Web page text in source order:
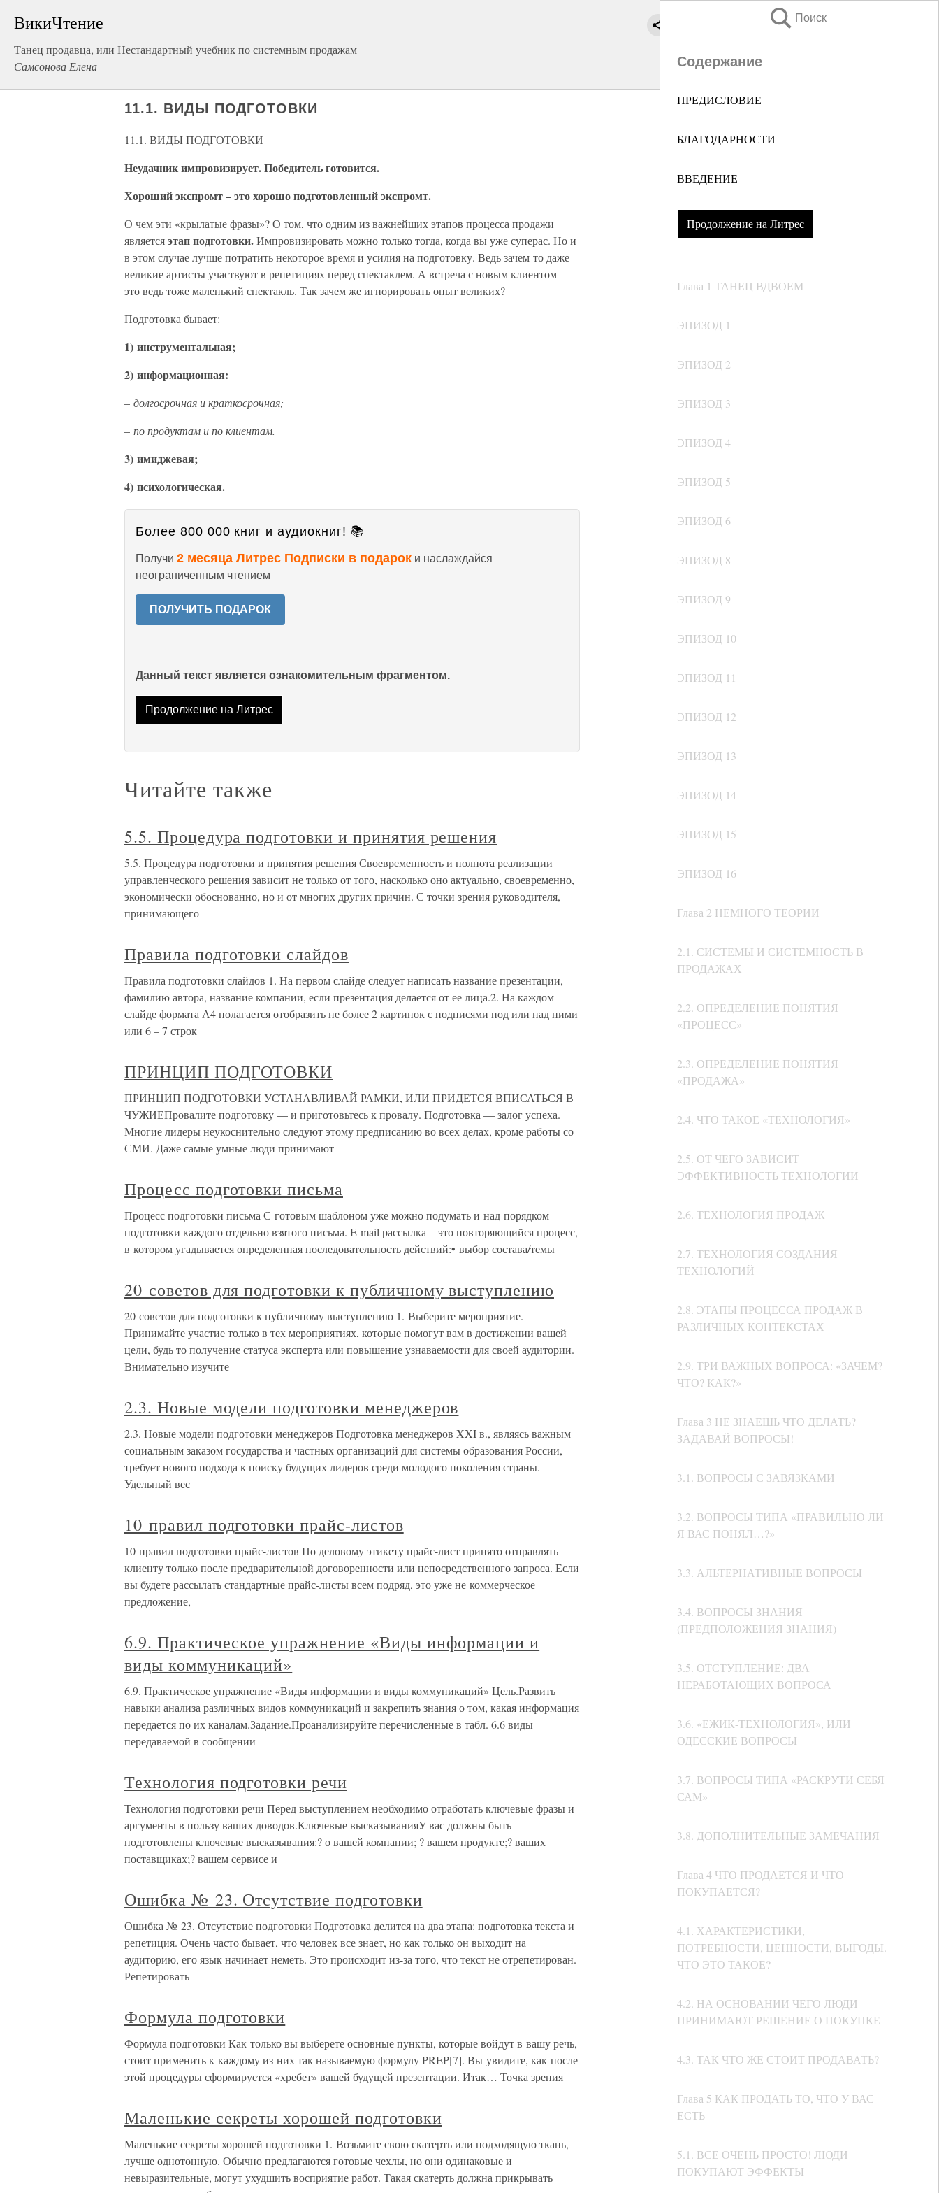
ВикиЧтение
Танец продавца, или Нестандартный учебник по системным продажам
Самсонова Елена
Поиск
Содержание
ПРЕДИСЛОВИЕ
БЛАГОДАРНОСТИ
ВВЕДЕНИЕ
Продолжение на Литрес
Глава 1 ТАНЕЦ ВДВОЕМ
ЭПИЗОД 1
ЭПИЗОД 2
ЭПИЗОД 3
ЭПИЗОД 4
ЭПИЗОД 5
ЭПИЗОД 6
ЭПИЗОД 8
ЭПИЗОД 9
ЭПИЗОД 10
ЭПИЗОД 11
ЭПИЗОД 12
ЭПИЗОД 13
ЭПИЗОД 14
ЭПИЗОД 15
ЭПИЗОД 16
Глава 2 НЕМНОГО ТЕОРИИ
2.1. СИСТЕМЫ И СИСТЕМНОСТЬ В
ПРОДАЖАХ
2.2. ОПРЕДЕЛЕНИЕ ПОНЯТИЯ
«ПРОЦЕСС»
2.3. ОПРЕДЕЛЕНИЕ ПОНЯТИЯ
«ПРОДАЖА»
2.4. ЧТО ТАКОЕ «ТЕХНОЛОГИЯ»
2.5. ОТ ЧЕГО ЗАВИСИТ
ЭФФЕКТИВНОСТЬ ТЕХНОЛОГИИ
2.6. ТЕХНОЛОГИЯ ПРОДАЖ
2.7. ТЕХНОЛОГИЯ СОЗДАНИЯ
ТЕХНОЛОГИЙ
2.8. ЭТАПЫ ПРОЦЕССА ПРОДАЖ В
РАЗЛИЧНЫХ КОНТЕКСТАХ
2.9. ТРИ ВАЖНЫХ ВОПРОСА: «ЗАЧЕМ?
ЧТО? КАК?»
Глава 3 НЕ ЗНАЕШЬ ЧТО ДЕЛАТЬ?
ЗАДАВАЙ ВОПРОСЫ!
3.1. ВОПРОСЫ С ЗАВЯЗКАМИ
3.2. ВОПРОСЫ ТИПА «ПРАВИЛЬНО ЛИ
Я ВАС ПОНЯЛ…?»
3.3. АЛЬТЕРНАТИВНЫЕ ВОПРОСЫ
3.4. ВОПРОСЫ ЗНАНИЯ
(ПРЕДПОЛОЖЕНИЯ ЗНАНИЯ)
3.5. ОТСТУПЛЕНИЕ: ДВА
НЕРАБОТАЮЩИХ ВОПРОСА
3.6. «ЕЖИК-ТЕХНОЛОГИЯ», ИЛИ
ОДЕССКИЕ ВОПРОСЫ
3.7. ВОПРОСЫ ТИПА «РАСКРУТИ СЕБЯ
САМ»
3.8. ДОПОЛНИТЕЛЬНЫЕ ЗАМЕЧАНИЯ
Глава 4 ЧТО ПРОДАЕТСЯ И ЧТО
ПОКУПАЕТСЯ?
4.1. ХАРАКТЕРИСТИКИ,
ПОТРЕБНОСТИ, ЦЕННОСТИ, ВЫГОДЫ.
ЧТО ЭТО ТАКОЕ?
4.2. НА ОСНОВАНИИ ЧЕГО ЛЮДИ
ПРИНИМАЮТ РЕШЕНИЕ О ПОКУПКЕ
4.3. ТАК ЧТО ЖЕ СТОИТ ПРОДАВАТЬ?
Глава 5 КАК ПРОДАТЬ ТО, ЧТО У ВАС
ЕСТЬ
5.1. ВСЕ ОЧЕНЬ ПРОСТО! ЛЮДИ
ПОКУПАЮТ ЭФФЕКТЫ
11.1. ВИДЫ ПОДГОТОВКИ
11.1. ВИДЫ ПОДГОТОВКИ
Неудачник импровизирует. Победитель готовится.
Хороший экспромт – это хорошо подготовленный экспромт.
О чем эти «крылатые фразы»? О том, что одним из важнейших этапов процесса продажи
являетсяэтап подготовки.Импровизировать можно только тогда, когда вы уже суперас. Но и
в этом случае лучше потратить некоторое время и усилия на подготовку. Ведь зачем-то даже
великие артисты участвуют в репетициях перед спектаклем. А встреча с новым клиентом –
это ведь тоже маленький спектакль. Так зачем же игнорировать опыт великих?
Подготовка бывает:
1) инструментальная;
2) информационная:
– долгосрочная и краткосрочная;
– по продуктам и по клиентам.
3) имиджевая;
4) психологическая.
Более 800 000 книг и аудиокниг! 📚
Получи 2 месяца Литрес Подписки в подарок и наслаждайся
неограниченным чтением
ПОЛУЧИТЬ ПОДАРОК
Данный текст является ознакомительным фрагментом.
Продолжение на Литрес
Читайте также
5.5. Процедура подготовки и принятия решения
5.5. Процедура подготовки и принятия решения Своевременность и полнота реализации
управленческого решения зависит не только от того, насколько оно актуально, своевременно,
экономически обоснованно, но и от многих других причин. С точки зрения руководителя,
принимающего
Правила подготовки слайдов
Правила подготовки слайдов 1. На первом слайде следует написать название презентации,
фамилию автора, название компании, если презентация делается от ее лица.2. На каждом
слайде формата А4 полагается отобразить не более 2 картинок с подписями под или над ними
или 6 – 7 строк
ПРИНЦИП ПОДГОТОВКИ
ПРИНЦИП ПОДГОТОВКИ УСТАНАВЛИВАЙ РАМКИ, ИЛИ ПРИДЕТСЯ ВПИСАТЬСЯ В
ЧУЖИЕПровалите подготовку — и приготовьтесь к провалу. Подготовка — залог успеха.
Многие лидеры неукоснительно следуют этому предписанию во всех делах, кроме работы со
СМИ. Даже самые умные люди принимают
Процесс подготовки письма
Процесс подготовки письма С готовым шаблоном уже можно подумать и над порядком
подготовки каждого отдельно взятого письма. E-mail рассылка – это повторяющийся процесс,
в котором угадывается определенная последовательность действий:• выбор состава/темы
20 советов для подготовки к публичному выступлению
20 советов для подготовки к публичному выступлению 1. Выберите мероприятие.
Принимайте участие только в тех мероприятиях, которые помогут вам в достижении вашей
цели, будь то получение статуса эксперта или повышение узнаваемости для своей аудитории.
Внимательно изучите
2.3. Новые модели подготовки менеджеров
2.3. Новые модели подготовки менеджеров Подготовка менеджеров XXI в., являясь важным
социальным заказом государства и частных организаций для системы образования России,
требует нового подхода к поиску будущих лидеров среди молодого поколения страны.
Удельный вес
10 правил подготовки прайс-листов
10 правил подготовки прайс-листов По деловому этикету прайс-лист принято отправлять
клиенту только после предварительной договоренности или непосредственного запроса. Если
вы будете рассылать стандартные прайс-листы всем подряд, это уже не коммерческое
предложение,
6.9. Практическое упражнение «Виды информации и
виды коммуникаций»
6.9. Практическое упражнение «Виды информации и виды коммуникаций» Цель.Развить
навыки анализа различных видов коммуникаций и закрепить знания о том, какая информация
передается по их каналам.Задание.Проанализируйте перечисленные в табл. 6.6 виды
передаваемой в сообщении
Технология подготовки речи
Технология подготовки речи Перед выступлением необходимо отработать ключевые фразы и
аргументы в пользу ваших доводов.Ключевые высказыванияУ вас должны быть
подготовлены ключевые высказывания:? о вашей компании; ? вашем продукте;? ваших
поставщиках;? вашем сервисе и
Ошибка № 23. Отсутствие подготовки
Ошибка № 23. Отсутствие подготовки Подготовка делится на два этапа: подготовка текста и
репетиция. Очень часто бывает, что человек все знает, но как только он выходит на
аудиторию, его язык начинает неметь. Это происходит из-за того, что текст не отрепетирован.
Репетировать
Формула подготовки
Формула подготовки Как только вы выберете основные пункты, которые войдут в вашу речь,
стоит применить к каждому из них так называемую формулу PREP[7]. Вы увидите, как после
этой процедуры сформируется «хребет» вашей будущей презентации. Итак… Точка зрения
Маленькие секреты хорошей подготовки
Маленькие секреты хорошей подготовки 1. Возьмите свою скатерть или подходящую ткань,
лучше однотонную. Обычно предлагаются готовые чехлы, но они одинаковые и
невыразительные, могут ухудшить восприятие работ. Такая скатерть должна прикрывать